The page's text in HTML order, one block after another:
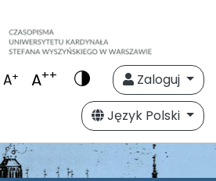
A+ A++
Zaloguj
Język Polski